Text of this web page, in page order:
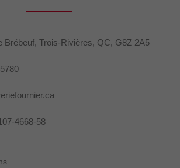
Brébeuf, Trois-Rivières, QC, G8Z 2A5
4668-58